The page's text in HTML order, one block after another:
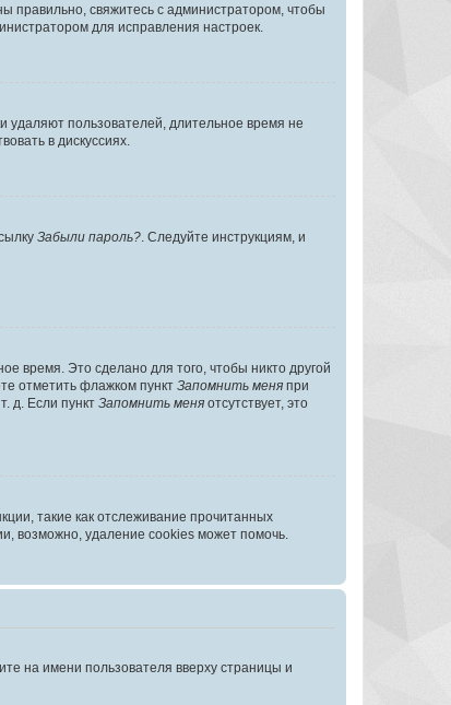
правильно, свяжитесь с администратором, чтобы
для исправления настроек.
удаляют пользователей, длительное время не
в дискуссиях.
Забыли пароль? . Следуйте инструкциям, и
время. Это сделано для того, чтобы никто другой
отметить флажком пункт Запомнить меня при
д. Если пункт Запомнить меня отсутствует, это
такие как отслеживание прочитанных
возможно, удаление cookies может помочь.
на имени пользователя вверху страницы и